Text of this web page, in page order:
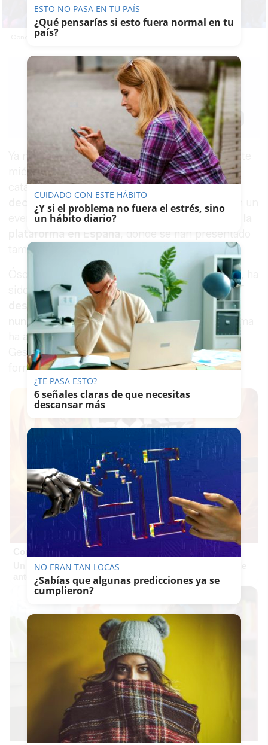
Concursantes de 'Operación Triunfo 2025'.
MÍRIAM
BOCANEGRA
Actualizado: 17/06/2026 - 14:42
Facebook
X WhatsApp
Copy
Link
Guardar 0
Ya no hay dudas.Prime Videoha confirmado este
miércoles que
Operación Triunfoseguirá en su
catálogo yregresará en 2027con su
decimocuarta edición. El anuncio ha llegado en un
evento celebrado por el
plataforma en España , donde se han presentado
también otros proyectos futuros.
Óscar Prol, Head of Unscripted de Prime Video, ha
sido el encargado de hacer oficial la noticia. "OT
después de 25 añosestámás en forma que
nunca", ha afirmado durante el acto. La plataforma
ha alcanzado además un nuevo acuerdo con
Gestmusic para mantener los derechos del
formato y garantizar su continuidad.
Corepunk MMORPG
Un verdadero MMORPG de la vieja escuela ¡Cómo los de
antes, pero mejor!
ESTO NO PASA EN TU PAÍS
¿Qué pensarías si esto fuera normal en tu
país?
CUIDADO CON ESTE HÁBITO
¿Y si el problema no fuera el estrés, sino
un hábito diario?
¿TE PASA ESTO?
6 señales claras de que necesitas
descansar más
NO ERAN TAN LOCAS
¿Sabías que algunas predicciones ya se
cumplieron?